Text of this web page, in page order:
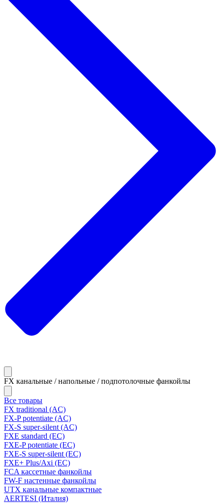
FX канальные / напольные / подпотолочные фанкойлы
Все товары
FX traditional (AC)
FX-P potentiate (AC)
FX-S super-silent (AC)
FXE standard (EC)
FXE-P potentiate (EC)
FXE-S super-silent (EC)
FXE+ Plus/Axi (EC)
FCA кассетные фанкойлы
FW-F настенные фанкойлы
UTX канальные компактные
AERTESI (Италия)